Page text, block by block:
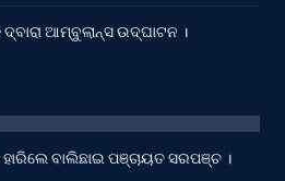
ଆମ୍ବୁଲାନ୍ସ ଉଦ୍‌ଘାଟନ ।
ହାରିଲେ ବାଲିଛାଇ ପଞ୍ଚାୟତ ସରପଞ୍ଚ ।